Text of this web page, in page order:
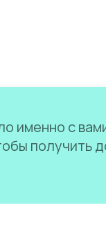
именно с
получить